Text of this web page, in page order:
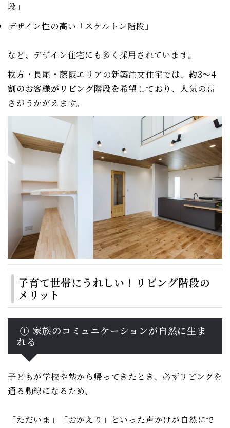
段」
デザイン性の高い「スケルトン階段」
など、デザイン住宅にも多く採用されています。
枚方・長尾・藤阪エリアの新築注文住宅では、 約3〜4
割のお客様がリビング階段を希望 しており、人気の高
さがうかがえます。
子育て世帯にうれしい！リビング階段の
メリット
① 家族のコミュニケーションが自然に生ま
れる
子どもが学校や塾から帰ってきたとき、必ずリビングを
通る動線になるため、
「ただいま」「おかえり」といった声かけが自然にで